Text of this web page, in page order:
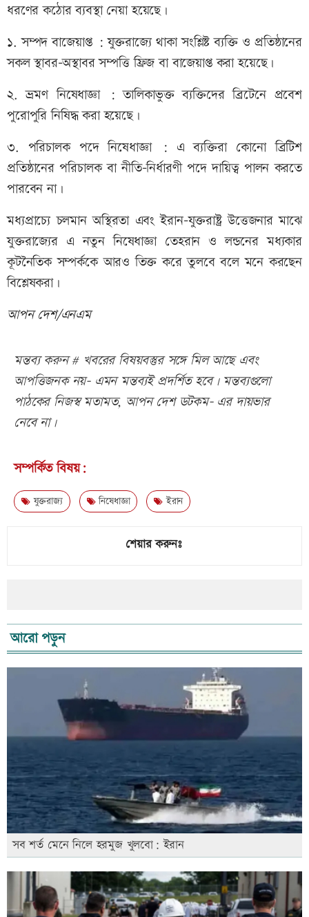
ধরণের কঠোর ব্যবস্থা নেয়া হয়েছে।
১. সম্পদ বাজেয়াপ্ত : যুক্তরাজ্যে থাকা সংশ্লিষ্ট ব্যক্তি ও প্রতিষ্ঠানের
সকল স্থাবর-অস্থাবর সম্পত্তি ফ্রিজ বা বাজেয়াপ্ত করা হয়েছে।
২. ভ্রমণ নিষেধাজ্ঞা : তালিকাভুক্ত ব্যক্তিদের ব্রিটেনে প্রবেশ
পুরোপুরি নিষিদ্ধ করা হয়েছে।
৩. পরিচালক পদে নিষেধাজ্ঞা : এ ব্যক্তিরা কোনো ব্রিটিশ
প্রতিষ্ঠানের পরিচালক বা নীতি-নির্ধারণী পদে দায়িত্ব পালন করতে
পারবেন না।
মধ্যপ্রাচ্যে চলমান অস্থিরতা এবং ইরান-যুক্তরাষ্ট্র উত্তেজনার মাঝে
যুক্তরাজ্যের এ নতুন নিষেধাজ্ঞা তেহরান ও লন্ডনের মধ্যকার
কূটনৈতিক সম্পর্ককে আরও তিক্ত করে তুলবে বলে মনে করছেন
বিশ্লেষকরা।
আপন দেশ/এনএম
মন্তব্য করুন # খবরের বিষয়বস্তুর সঙ্গে মিল আছে এবং
আপত্তিজনক নয়- এমন মন্তব্যই প্রদর্শিত হবে। মন্তব্যগুলো
পাঠকের নিজস্ব মতামত, আপন দেশ ডটকম- এর দায়ভার
নেবে না।
সম্পর্কিত বিষয়:
যুক্তরাজ্য নিষেধাজ্ঞা ইরান
শেয়ার করুনঃ
আরো পড়ুন
সব শর্ত মেনে নিলে হরমুজ খুলবো: ইরান